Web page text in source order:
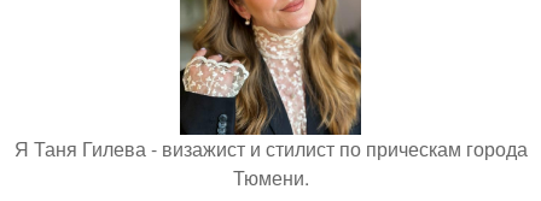
Я Таня Гилева - визажист и стилист по прическам города
Тюмени.